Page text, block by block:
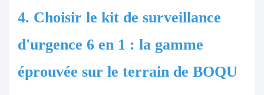
4. Choisir le kit de surveillance
d'urgence 6 en 1 : la gamme
éprouvée sur le terrain de BOQU